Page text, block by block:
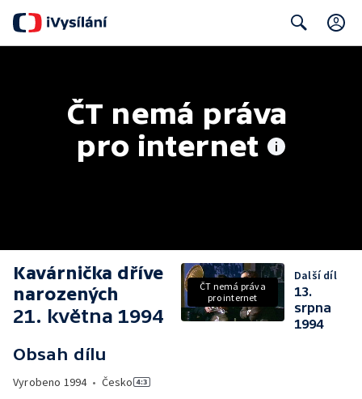
ČT nemá práva
pro internet
Kavárnička dříve
narozených
21. května 1994
Obsah dílu
Vyrobeno 1994• Česko
ČT nemá práva
pro internet
Další díl
13.
srpna
1994